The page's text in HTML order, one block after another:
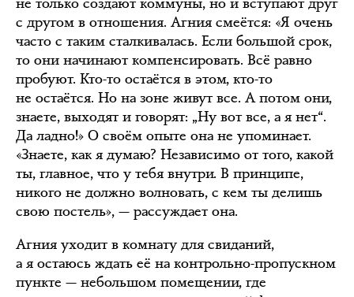
с другом в отношения. Агния смеётся: «Я очень
часто с таким сталкивалась. Если большой срок,
то они начинают компенсировать. Всё равно
пробуют. Кто-то остаётся в этом, кто-то
не остаётся. Но на зоне живут все. А потом они,
знаете, выходят и говорят: „Ну вот все, а я нет“.
Да ладно!» О своём опыте она не упоминает.
«Знаете, как я думаю? Независимо от того, какой
ты, главное, что у тебя внутри. В принципе,
никого не должно волновать, с кем ты делишь
свою постель», — рассуждает она.
Агния уходит в комнату для свиданий,
а я остаюсь ждать её на контрольно-пропускном
пункте — небольшом помещении, где